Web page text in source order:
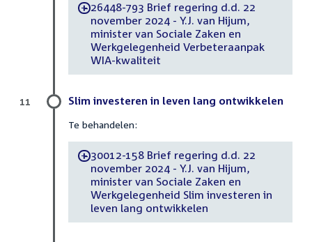
-26448-793 Brief regering d.d. 22
november 2024 - Y.J. van Hijum,
minister van Sociale Zaken en
Werkgelegenheid Verbeteraanpak
WIA-kwaliteit
Slim investeren in leven lang ontwikkelen
Te behandelen:
-30012-158 Brief regering d.d. 22
november 2024 - Y.J. van Hijum,
minister van Sociale Zaken en
Werkgelegenheid Slim investeren in
leven lang ontwikkelen
11